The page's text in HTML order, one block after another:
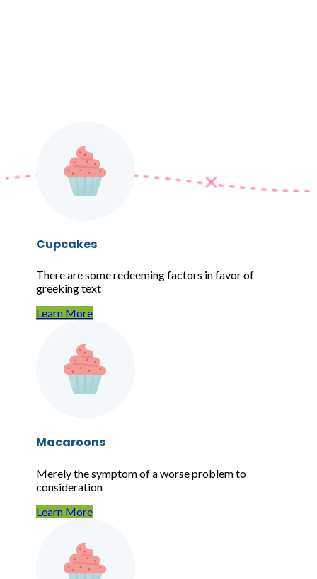
Cupcakes
There are some redeeming factors in favor of
greeking text
Learn More
Macaroons
Merely the symptom of a worse problem to
consideration
Learn More